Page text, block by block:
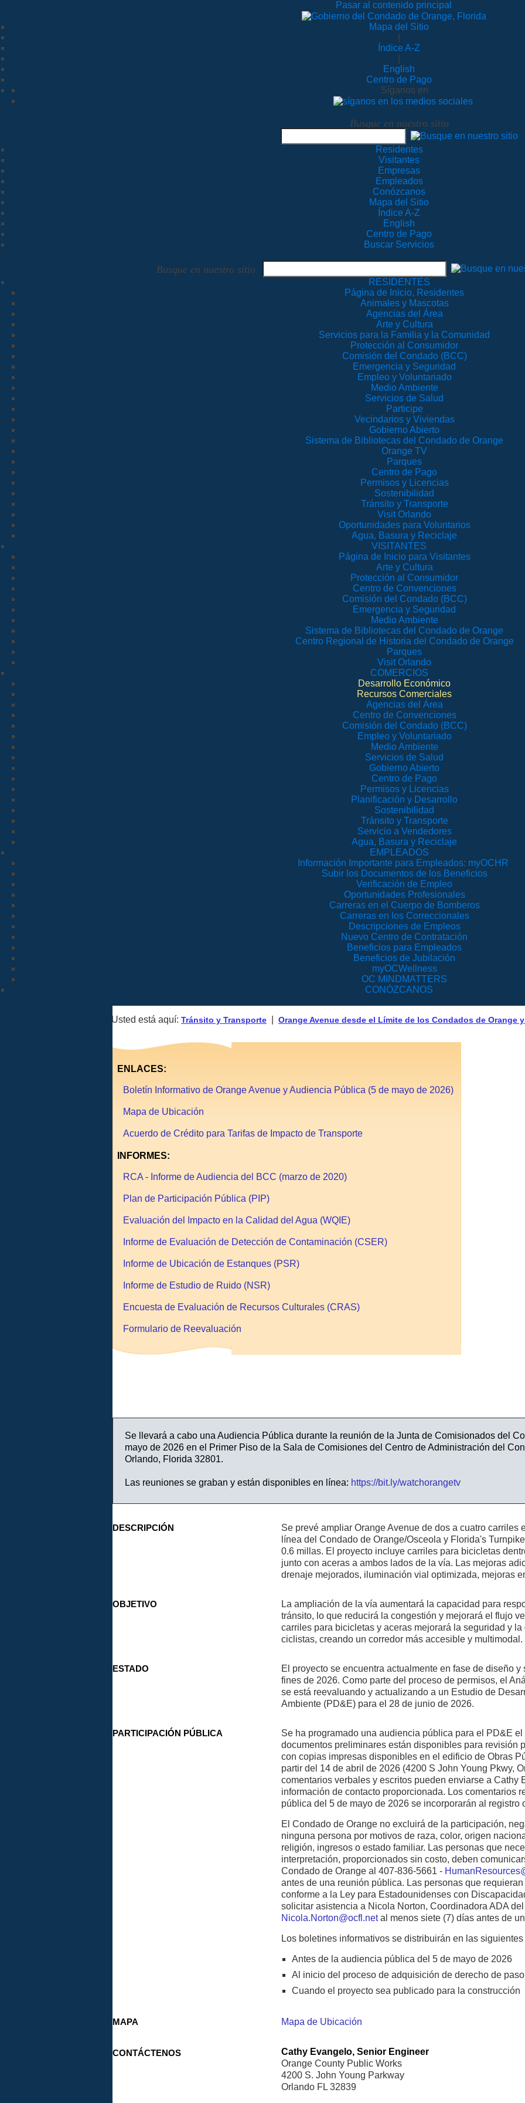
Pasar al contenido principal
Mapa del Sitio
Índice A-Z
English
Centro de Pago
Síganos en
Busque en nuestro sitio
Residentes
Visitantes
Empresas
Empleados
Conózcanos
Mapa del Sitio
Índice A-Z
English
Centro de Pago
Buscar Servicios
Busque en nuestro sitio
RESIDENTES
Página de Inicio, Residentes
Animales y Mascotas
Agencias del Área
Arte y Cultura
Servicios para la Familia y la Comunidad
Protección al Consumidor
Comisión del Condado (BCC)
Emergencia y Seguridad
Empleo y Voluntariado
Medio Ambiente
Servicios de Salud
Participe
Vecindarios y Viviendas
Gobierno Abierto
Sistema de Bibliotecas del Condado de Orange
Orange TV
Parques
Centro de Pago
Permisos y Licencias
Sostenibilidad
Tránsito y Transporte
Visit Orlando
Oportunidades para Voluntarios
Agua, Basura y Reciclaje
VISITANTES
Página de Inicio para Visitantes
Arte y Cultura
Protección al Consumidor
Centro de Convenciones
Comisión del Condado (BCC)
Emergencia y Seguridad
Medio Ambiente
Sistema de Bibliotecas del Condado de Orange
Centro Regional de Historia del Condado de Orange
Parques
Visit Orlando
COMERCIOS
Desarrollo Económico
Recursos Comerciales
Agencias del Área
Centro de Convenciones
Comisión del Condado (BCC)
Empleo y Voluntariado
Medio Ambiente
Servicios de Salud
Gobierno Abierto
Centro de Pago
Permisos y Licencias
Planificación y Desarrollo
Sostenibilidad
Tránsito y Transporte
Servicio a Vendedores
Agua, Basura y Reciclaje
EMPLEADOS
Información Importante para Empleados: myOCHR
Subir los Documentos de los Beneficios
Verificación de Empleo
Oportunidades Profesionales
Carreras en el Cuerpo de Bomberos
Carreras en los Correccionales
Descripciones de Empleos
Nuevo Centro de Contratación
Beneficios para Empleados
Beneficios de Jubilación
myOCWellness
OC MINDMATTERS
CONÓZCANOS
Usted está aquí: Tránsito y Transporte
Orange Avenue desde el Límite de los Condados de Orange
ENLACES:
Boletín Informativo de Orange Avenue y Audiencia Pública (5 de mayo de 2026)
Mapa de Ubicación
Acuerdo de Crédito para Tarifas de Impacto de Transporte
INFORMES:
RCA - Informe de Audiencia del BCC (marzo de 2020)
Plan de Participación Pública (PIP)
Evaluación del Impacto en la Calidad del Agua (WQIE)
Informe de Evaluación de Detección de Contaminación (CSER)
Informe de Ubicación de Estanques (PSR)
Informe de Estudio de Ruido (NSR)
Encuesta de Evaluación de Recursos Culturales (CRAS)
Formulario de Reevaluación
Se llevará a cabo una Audiencia Pública durante la reunión de la Junta de Comisionados del
mayo de 2026 en el Primer Piso de la Sala de Comisiones del Centro de Administración del
Orlando, Florida 32801.
Las reuniones se graban y están disponibles en línea: https://bit.ly/watchorangetv
DESCRIPCIÓN
Se prevé ampliar Orange Avenue de dos a cuatro carriles
línea del Condado de Orange/Osceola y Florida's
0.6 millas. El proyecto incluye carriles para bicicletas
junto con aceras a ambos lados de la vía. Las mejoras
drenaje mejorados, iluminación vial optimizada, mejoras
OBJETIVO
La ampliación de la vía aumentará la capacidad para
tránsito, lo que reducirá la congestión y mejorará el flujo
carriles para bicicletas y aceras mejorará la seguridad y
ciclistas, creando un corredor más accesible y multimodal.
ESTADO
El proyecto se encuentra actualmente en fase de diseño
fines de 2026. Como parte del proceso de permisos, el
se está reevaluando y actualizando a un Estudio de
Ambiente (PD&E) para el 28 de junio de 2026.
PARTICIPACIÓN PÚBLICA
Se ha programado una audiencia pública para el PD&E
documentos preliminares están disponibles para revisión
con copias impresas disponibles en el edificio de Obras
partir del 14 de abril de 2026 (4200 S John Young Pkwy,
comentarios verbales y escritos pueden enviarse a Cathy
información de contacto proporcionada. Los comentarios
pública del 5 de mayo de 2026 se incorporarán al registro
El Condado de Orange no excluirá de la participación,
ninguna persona por motivos de raza, color, origen
religión, ingresos o estado familiar. Las personas que
interpretación, proporcionados sin costo, deben
Condado de Orange al 407-836-5661 -
antes de una reunión pública. Las personas que
conforme a la Ley para Estadounidenses con
solicitar asistencia a Nicola Norton, Coordinadora ADA
Nicola.Norton@ocfl.netal menos siete (7) días antes de
Los boletines informativos se distribuirán en las
Antes de la audiencia pública del 5 de mayo de 2026
Al inicio del proceso de adquisición de derecho de paso
Cuando el proyecto sea publicado para la construcción
MAPA Mapa de Ubicación
CONTÁCTENOS
Cathy Evangelo, Senior Engineer
Orange County Public Works
4200 S. John Young Parkway
Orlando FL 32839